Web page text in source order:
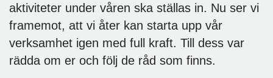
aktiviteter under våren ska ställas in. Nu ser vi
framemot, att vi åter kan starta upp vår
verksamhet igen med full kraft. Till dess var
rädda om er och följ de råd som finns.